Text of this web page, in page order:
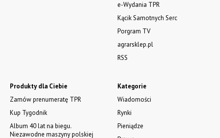
Kategorie
Wiadomości
Rynki
Pieniądze
Produkty dla Ciebie
Zamów prenumeratę TPR
Kup Tygodnik
Album 40 lat na biegu.
Niezawodne maszyny polskiej
e-Wydania TPR
Kącik Samotnych Serc
Porgram TV
agrarsklep.pl
RSS